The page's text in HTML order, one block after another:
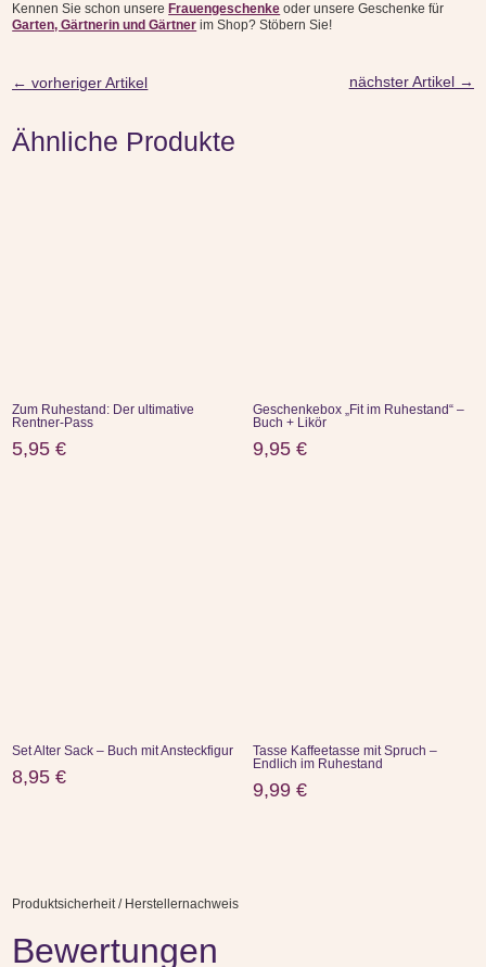
Kennen Sie schon unsere Frauengeschenke oder unsere Geschenke für
Garten, Gärtnerin und Gärtner im Shop? Stöbern Sie!
←vorheriger Artikel nächster Artikel→
Ähnliche Produkte
Zum Ruhestand: Der ultimative
Rentner-Pass
5,95€
Geschenkebox „Fit im Ruhestand“ –
Buch + Likör
9,95 €
Set Alter Sack – Buch mit Ansteckfigur
8,95€
Tasse Kaffeetasse mit Spruch –
Endlich im Ruhestand
9,99 €
Produktsicherheit / Herstellernachweis
Bewertungen